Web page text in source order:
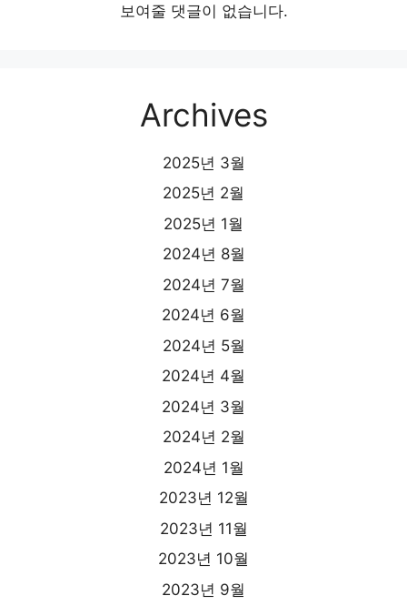
보여줄 댓글이 없습니다.
Archives
2025년 3월
2025년 2월
2025년 1월
2024년 8월
2024년 7월
2024년 6월
2024년 5월
2024년 4월
2024년 3월
2024년 2월
2024년 1월
2023년 12월
2023년 11월
2023년 10월
2023년 9월